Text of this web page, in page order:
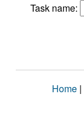
Task name:
Home |